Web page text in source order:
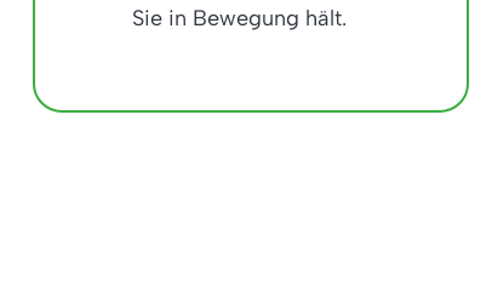
Sie in Bewegung hält.